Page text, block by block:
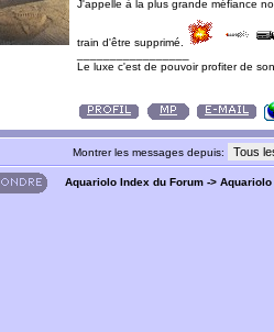
J'appelle à la plus grande méfiance
train d'être supprimé.
Le luxe c'est de pouvoir profiter de
Montrer les messages depuis:
Aquariolo Index du Forum -> Aquariolo